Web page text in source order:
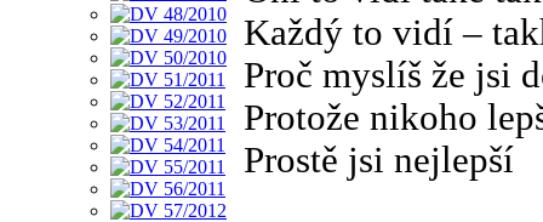
Každý to vidí –
Proč myslíš že jsi
Protože nikoho
Prostě jsi nejlepší